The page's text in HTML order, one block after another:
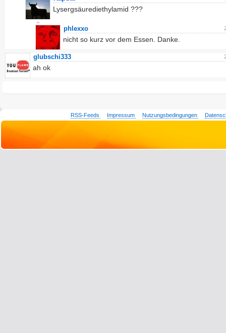
Lysergsäurediethylamid ???
phlexxo
nicht so kurz vor dem Essen. Danke.
glubschi333
ah ok
RSS-Feeds Impressum Nutzungsbedingungen